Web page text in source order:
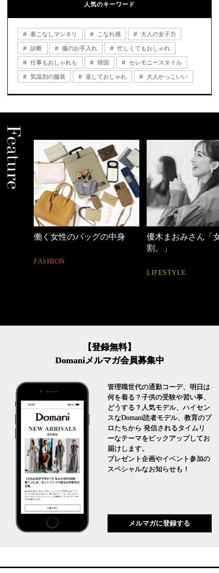
人気のキーワード
着こなしマンネリ こなれ感
大人の女子力
診断
服のお手入れ
忙しくてもおしゃれ
仕事もおしゃれも
韓国
セレモニースタイル
気温別の服装
楽しておしゃれ 大人かっこいい
優木まおみさん「女の時間
【ワーママのきれ
ュアル通勤】
FASHION
【登録無料】
Domaniメルマガ会員募集中
管理職世代の通勤コーデ、明日は
何を着る？子供の受験や習い事、
どうする？人気モデル、ハイセン
スなDomani読者モデル、教育のプ
ロたちから 発信されるタイムリ
ーなテーマをピックアップしてお
届けします。
プレゼント企画やイベント参加の
スペシャルなお知らせも！
メルマガに登録する